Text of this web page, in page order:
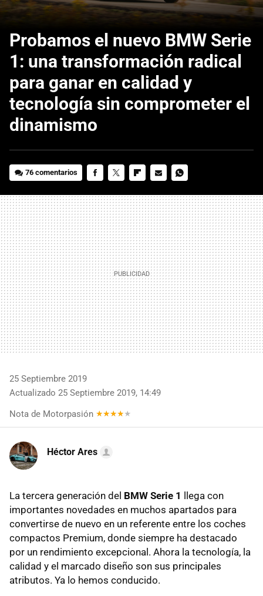
Probamos el nuevo BMW Serie
1: una transformación radical
para ganar en calidad y
tecnología sin comprometer el
dinamismo
76 comentarios
MAIL
25 Septiembre 2019
Actualizado 25 Septiembre 2019, 14:49
Nota de Motorpasión
Héctor Ares
La tercera generación del BMW Serie 1 llega con
importantes novedades en muchos apartados para
convertirse de nuevo en un referente entre los coches
compactos Premium, donde siempre ha destacado
por un rendimiento excepcional. Ahora la tecnología, la
calidad y el marcado diseño son sus principales
atributos. Ya lo hemos conducido.